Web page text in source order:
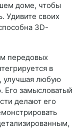
доме, чтобы
Удивите своих
3D-
передовых
в
улучшая любую
Его замысловатый
делают его